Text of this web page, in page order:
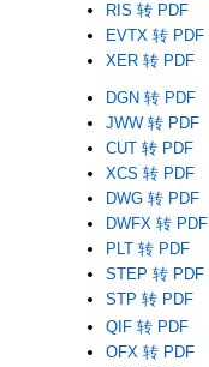
RIS 转 PDF
EVTX 转 PDF
XER 转 PDF
DGN 转 PDF
JWW 转 PDF
CUT 转 PDF
XCS 转 PDF
DWG 转 PDF
DWFX 转 PDF
PLT 转 PDF
STEP 转 PDF
STP 转 PDF
QIF 转 PDF
OFX 转 PDF